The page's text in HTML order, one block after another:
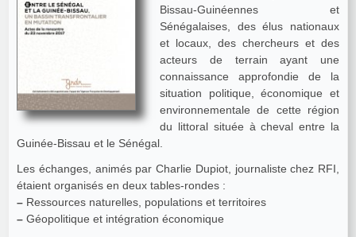
Bissau-Guinéennes et
Sénégalaises, des élus nationaux
et locaux, des chercheurs et des
acteurs de terrain ayant une
connaissance approfondie de la
situation politique, économique et
environnementale de cette région
du littoral située à cheval entre la
Guinée-Bissau et le Sénégal.
Les échanges, animés par Charlie Dupiot, journaliste chez RFI,
étaient organisés en deux tables-rondes :
– Ressources naturelles, populations et territoires
– Géopolitique et intégration économique